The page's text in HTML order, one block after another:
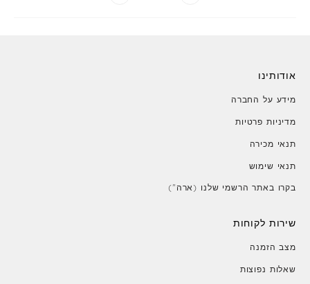
אודותינו
מידע על החברה
מדיניות פרטיות
תנאי מכירה
תנאי שימוש
בקרו באתר הרשמי שלנו (ארה")
שירות לקוחות
מצב הזמנה
שאלות נפוצות